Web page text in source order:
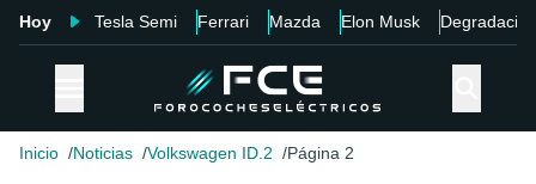
Hoy Tesla Semi Ferrari Mazda Elon Musk Degradación
Inicio Noticias Volkswagen ID.2 Página 2